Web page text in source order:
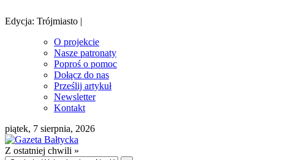
Edycja: Trójmiasto |
O projekcie
Nasze patronaty
Poproś o pomoc
Dołącz do nas
Prześlij artykuł
Newsletter
Kontakt
piątek, 7 sierpnia, 2026
Z ostatniej chwili »